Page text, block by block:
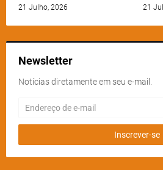
21 Julho, 2026 21
Newsletter
Notícias diretamente em seu e-mail.